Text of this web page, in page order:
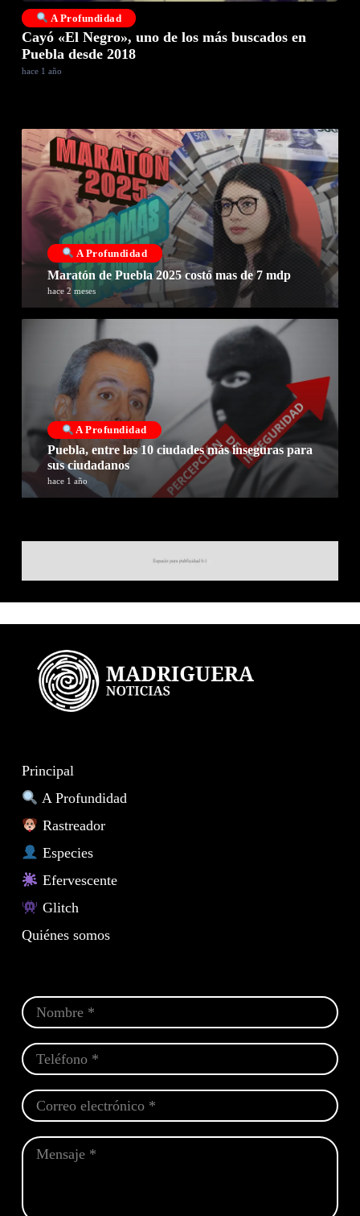
A Profundidad
Cayó «El Negro», uno de los más buscados en
Puebla desde 2018
hace 1 año
A Profundidad
Maratón de Puebla 2025 costó mas de 7 mdp
hace 2 meses
A Profundidad
Puebla, entre las 10 ciudades más inseguras para
sus ciudadanos
hace 1 año
Principal
A Profundidad
Rastreador
Especies
Efervescente
Glitch
Quiénes somos